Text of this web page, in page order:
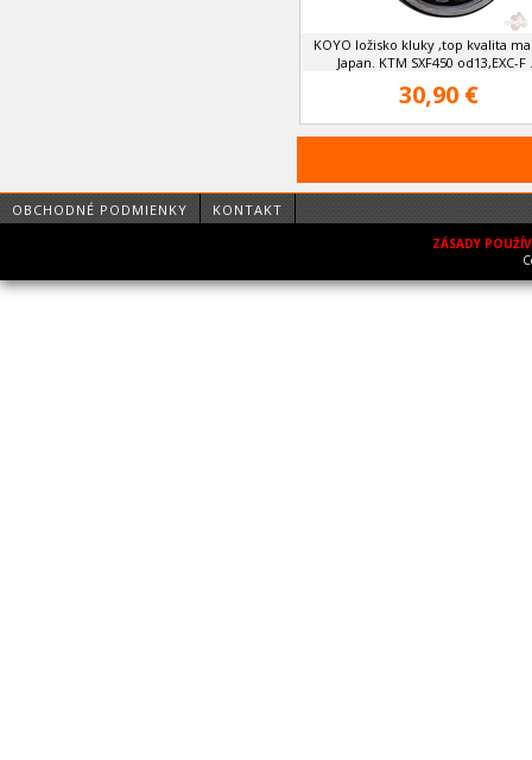
KOYO ložisko kluky ,top kvalita
Japan. KTM SXF450 od13,EXC-F
30,90 €
OBCHODNÉ PODMIENKY KONTAKT
ZÁSADY